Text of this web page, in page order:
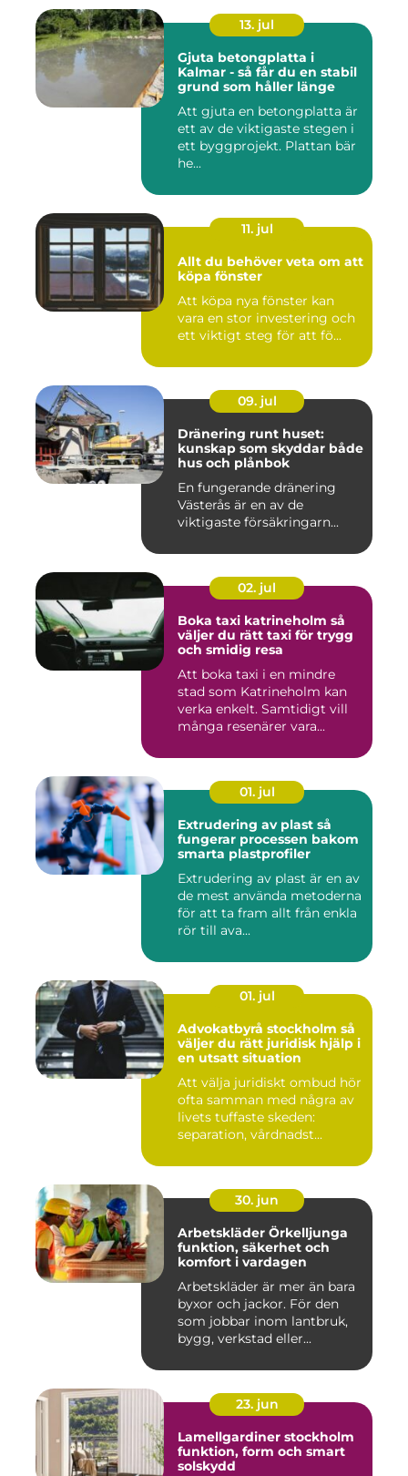
13. jul
Gjuta betongplatta i
Kalmar - så får du en stabil
grund som håller länge
Att gjuta en betongplatta är
ett av de viktigaste stegen i
ett byggprojekt. Plattan bär
he...
11. jul
Allt du behöver veta om att
köpa fönster
Att köpa nya fönster kan
vara en stor investering och
ett viktigt steg för att fö...
09. jul
Dränering runt huset:
kunskap som skyddar både
hus och plånbok
En fungerande dränering
Västerås är en av de
viktigaste försäkringarn...
02. jul
Boka taxi katrineholm så
väljer du rätt taxi för trygg
och smidig resa
Att boka taxi i en mindre
stad som Katrineholm kan
verka enkelt. Samtidigt vill
många resenärer vara...
01. jul
Extrudering av plast så
fungerar processen bakom
smarta plastprofiler
Extrudering av plast är en av
de mest använda metoderna
för att ta fram allt från enkla
rör till ava...
01. jul
Advokatbyrå stockholm så
väljer du rätt juridisk hjälp i
en utsatt situation
Att välja juridiskt ombud hör
ofta samman med några av
livets tuffaste skeden:
separation, vårdnadst...
30. jun
Arbetskläder Örkelljunga
funktion, säkerhet och
komfort i vardagen
Arbetskläder är mer än bara
byxor och jackor. För den
som jobbar inom lantbruk,
bygg, verkstad eller...
23. jun
Lamellgardiner stockholm
funktion, form och smart
solskydd